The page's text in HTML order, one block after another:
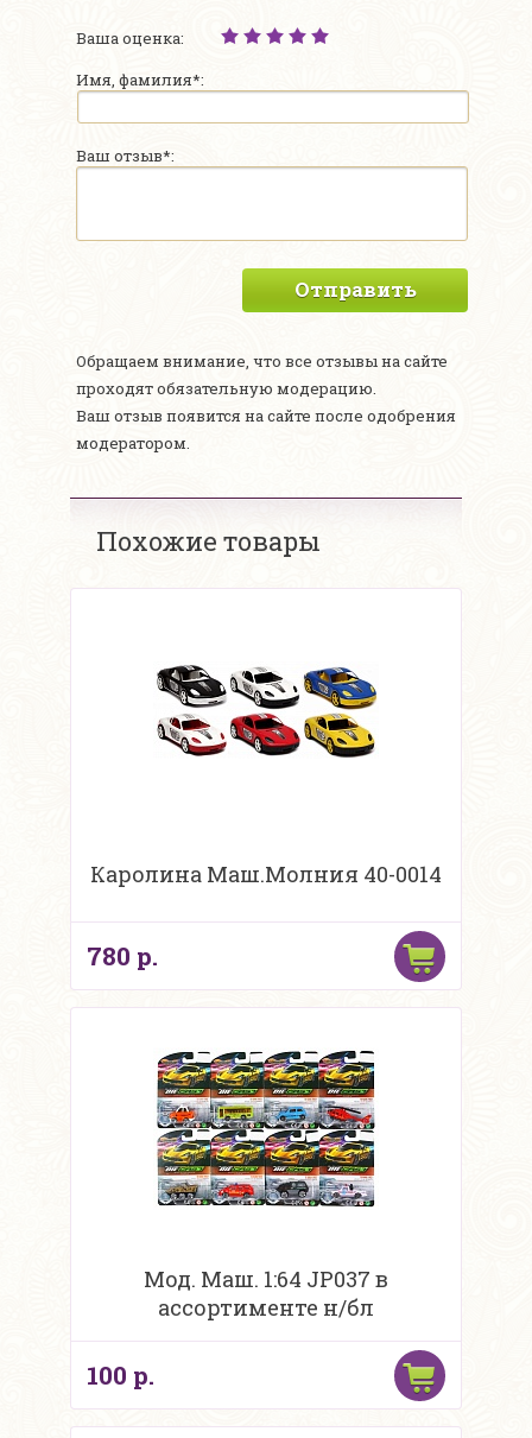
Ваша оценка:
Имя, фамилия*:
Ваш отзыв*:
Отправить
Обращаем внимание, что все отзывы на сайте
проходят обязательную модерацию.
Ваш отзыв появится на сайте после одобрения
модератором.
Похожие товары
Каролина Маш.Молния 40-0014
780 р.
Мод. Маш. 1:64 JP037 в
ассортименте н/бл
100 р.